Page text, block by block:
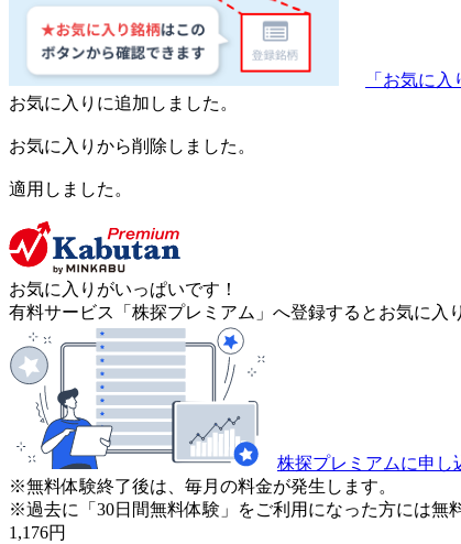
「お気に
お気に入りに追加しました。
お気に入りから削除しました。
適用しました。
お気に入りがいっぱいです！
有料サービス「株探プレミアム」へ登録するとお気に入
株探プレミアムに申し
※無料体験終了後は、毎月の料金が発生します。
※過去に「30日間無料体験」をご利用になった方には無
1,176円